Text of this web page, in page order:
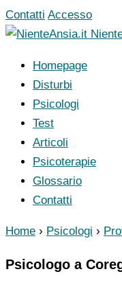
Vai
al
Contatti Accesso
Homepage
Disturbi
Psicologi
Test
Articoli
Psicoterapie
Glossario
Contatti
Home › Psicologi ›
Psicologo a